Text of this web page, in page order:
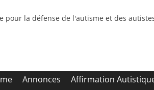
pour la défense de l'autisme et des
Annonces Affirmation